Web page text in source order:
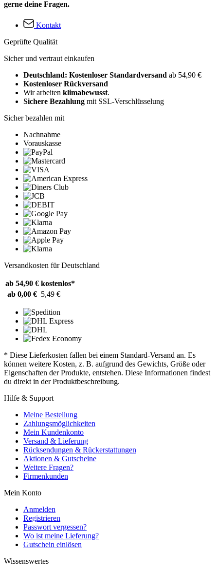
gerne deine Fragen.
Kontakt
Geprüfte Qualität
Sicher und vertraut einkaufen
Deutschland: Kostenloser Standardversand ab 54,90 €
Kostenloser Rückversand
Wir arbeiten klimabewusst.
Sichere Bezahlung mit SSL-Verschlüsselung
Sicher bezahlen mit
Nachnahme
Vorauskasse
Versandkosten für Deutschland
ab 54,90 € kostenlos*
ab 0,00 € 5,49 €
* Diese Lieferkosten fallen bei einem Standard-Versand an. Es
können weitere Kosten, z. B. aufgrund des Gewichts, Größe oder
Eigenschaften der Produkte, entstehen. Diese Informationen findest
du direkt in der Produktbeschreibung.
Hilfe & Support
Meine Bestellung
Zahlungsmöglichkeiten
Mein Kundenkonto
Versand & Lieferung
Rücksendungen & Rückerstattungen
Aktionen & Gutscheine
Weitere Fragen?
Firmenkunden
Mein Konto
Anmelden
Registrieren
Passwort vergessen?
Wo ist meine Lieferung?
Gutschein einlösen
Wissenswertes